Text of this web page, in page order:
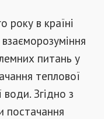
в країні
питань у
теплової
води. Згідно з
постачання